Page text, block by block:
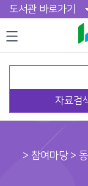
도서관 바로가기
자료검
> 참여마당> 동